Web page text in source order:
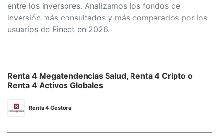
entre los inversores. Analizamos los fondos de
inversión más consultados y más comparados por los
usuarios de Finect en 2026.
Renta 4 Megatendencias Salud, Renta 4 Cripto o
Renta 4 Activos Globales
Renta 4 Gestora